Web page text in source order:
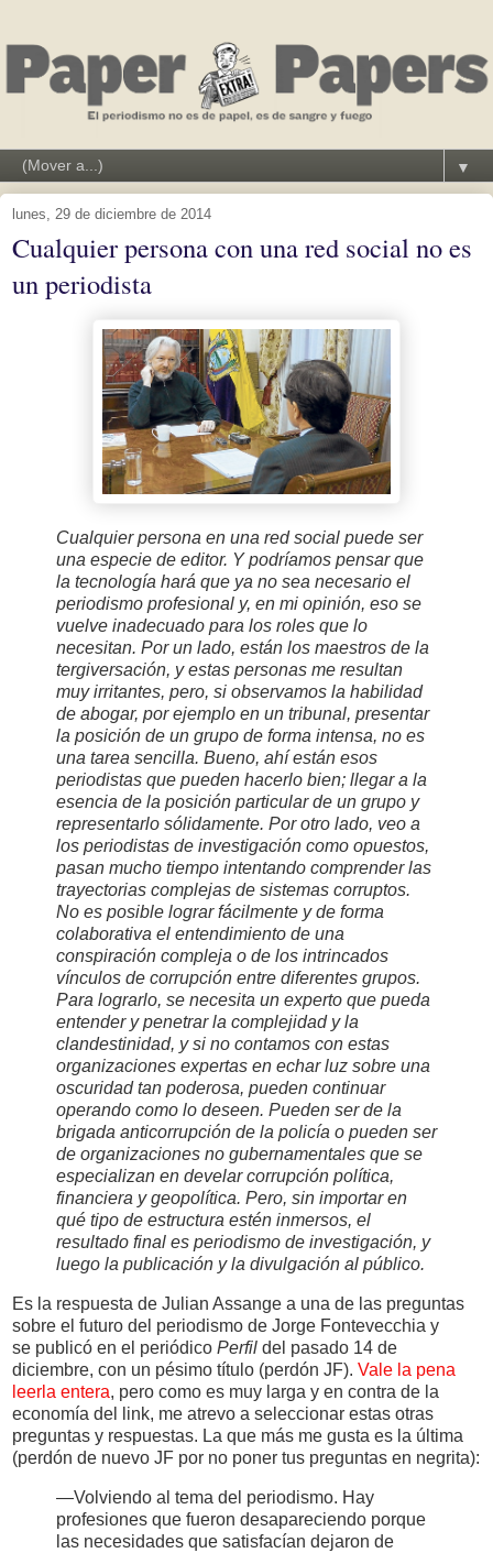
▼
lunes, 29 de diciembre de 2014
Cualquier persona con una red social no es
un periodista
Cualquier persona en una red social puede ser
una especie de editor. Y podríamos pensar que
la tecnología hará que ya no sea necesario el
periodismo profesional y, en mi opinión, eso se
vuelve inadecuado para los roles que lo
necesitan. Por un lado, están los maestros de la
tergiversación, y estas personas me resultan
muy irritantes, pero, si observamos la habilidad
de abogar, por ejemplo en un tribunal, presentar
la posición de un grupo de forma intensa, no es
una tarea sencilla. Bueno, ahí están esos
periodistas que pueden hacerlo bien; llegar a la
esencia de la posición particular de un grupo y
representarlo sólidamente. Por otro lado, veo a
los periodistas de investigación como opuestos,
pasan mucho tiempo intentando comprender las
trayectorias complejas de sistemas corruptos.
No es posible lograr fácilmente y de forma
colaborativa el entendimiento de una
conspiración compleja o de los intrincados
vínculos de corrupción entre diferentes grupos.
Para lograrlo, se necesita un experto que pueda
entender y penetrar la complejidad y la
clandestinidad, y si no contamos con estas
organizaciones expertas en echar luz sobre una
oscuridad tan poderosa, pueden continuar
operando como lo deseen. Pueden ser de la
brigada anticorrupción de la policía o pueden ser
de organizaciones no gubernamentales que se
especializan en develar corrupción política,
financiera y geopolítica. Pero, sin importar en
qué tipo de estructura estén inmersos, el
resultado final es periodismo de investigación, y
luego la publicación y la divulgación al público.
Es la respuesta de Julian Assange a una de las preguntas
sobre el futuro del periodismo de Jorge Fontevecchia y
se publicó en el periódico Perfil del pasado 14 de
diciembre, con un pésimo título (perdón JF). Vale la pena
leerla entera, pero como es muy larga y en contra de la
economía del link, me atrevo a seleccionar estas otras
preguntas y respuestas. La que más me gusta es la última
(perdón de nuevo JF por no poner tus preguntas en negrita):
—Volviendo al tema del periodismo. Hay
profesiones que fueron desapareciendo porque
las necesidades que satisfacían dejaron de